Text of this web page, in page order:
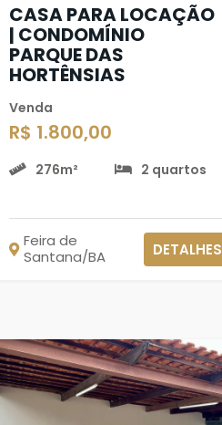
CASA PARA LOCAÇÃO
| CONDOMÍNIO
PARQUE DAS
HORTÊNSIAS
Venda
R$ 1.800,00
276m² 2 quartos
Feira de
Santana/BA
DETALHES